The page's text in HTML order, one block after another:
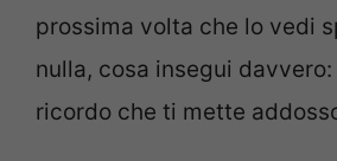
prossima volta che lo vedi
nulla, cosa insegui
ricordo che ti mette